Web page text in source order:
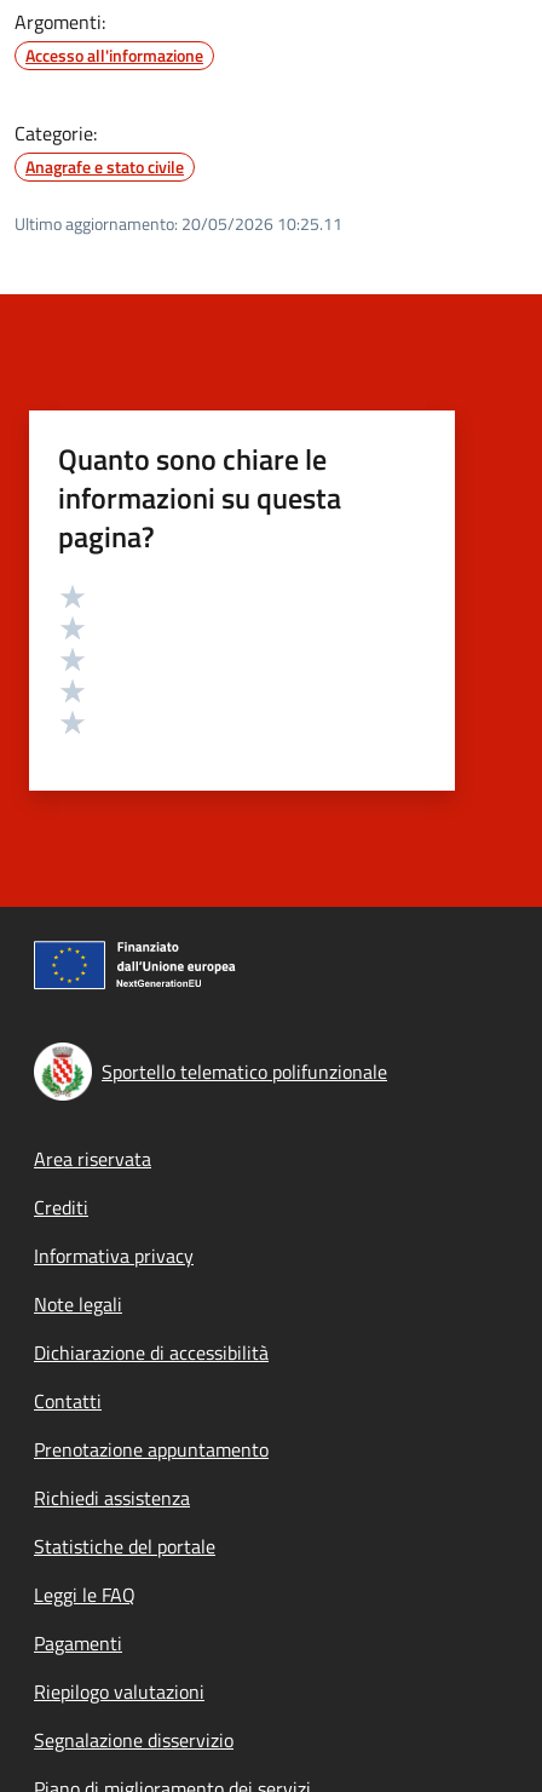
Argomenti:
Accesso all'informazione
Categorie:
Anagrafe e stato civile
Ultimo aggiornamento: 20/05/2026 10:25.11
Quanto sono chiare le
informazioni su questa
pagina?
Valutazione
Sportello telematico polifunzionale
Footer menu
Area riservata
Crediti
Informativa privacy
Note legali
Dichiarazione di accessibilità
Contatti
Prenotazione appuntamento
Richiedi assistenza
Statistiche del portale
Leggi le FAQ
Pagamenti
Riepilogo valutazioni
Segnalazione disservizio